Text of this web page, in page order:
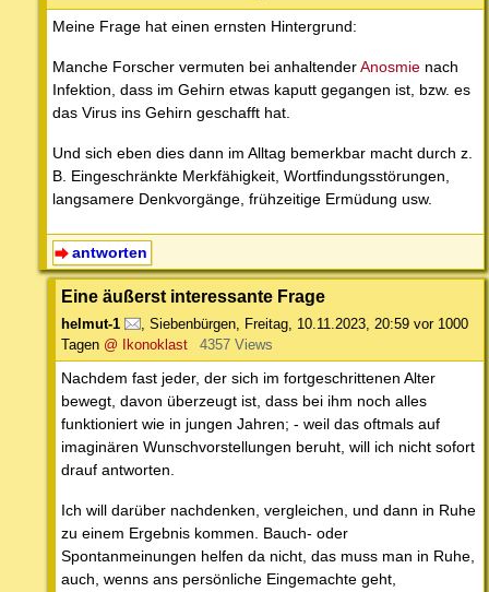
Meine Frage hat einen ernsten Hintergrund:
Manche Forscher vermuten bei anhaltenderAnosmie nach
Infektion, dass im Gehirn etwas kaputt gegangen ist, bzw. es
das Virus ins Gehirn geschafft hat.
Und sich eben dies dann im Alltag bemerkbar macht durch z.
B. Eingeschränkte Merkfähigkeit, Wortfindungsstörungen,
langsamere Denkvorgänge, frühzeitige Ermüdung usw.
antworten
Eine äußerst interessante Frage
helmut-1 , Siebenbürgen, Freitag, 10.11.2023, 20:59 vor 1000
Tagen @ Ikonoklast 4357 Views
Nachdem fast jeder, der sich im fortgeschrittenen Alter
bewegt, davon überzeugt ist, dass bei ihm noch alles
funktioniert wie in jungen Jahren; - weil das oftmals auf
imaginären Wunschvorstellungen beruht, will ich nicht sofort
drauf antworten.
Ich will darüber nachdenken, vergleichen, und dann in Ruhe
zu einem Ergebnis kommen. Bauch- oder
Spontanmeinungen helfen da nicht, das muss man in Ruhe,
auch, wenns ans persönliche Eingemachte geht,